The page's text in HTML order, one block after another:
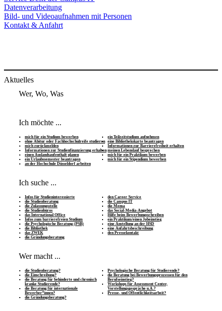
Datenverarbeitung
Bild- und Videoaufnahmen mit Personen
Kontakt & Anfahrt
Aktuelles
Wer, Wo, Was
Ich möchte ...
mich für ein Studium bewerben
ohne Abitur oder Fachhochschulreife studieren
mich zurückmelden
Informationen zur Studienfinanzierung erhalten
einen Auslandsaufenthalt planen
ein Urlaubssemester beantragen
an der Hochschule Düsseldorf arbeiten
ein Teilzeitstudium aufnehmen
eine Bibliothekskarte beantragen
Informationen zur Barrierefreiheit erhalten
meinen Lebenslauf besprechen
mich für ein Praktikum bewerben
mich für ein Stipendium bewerben
Ich suche ...
Infos für Studieninteressierte
die Studienberatung
die Zulassungsstelle
die Studienbüros
das International Office
Infos zum barrierefreien Studium
die Psychologische Beratung (PSB)
die Bibliothek
das ZWEK
die Gründungsberatung
den Career Service
die Campus IT
die Mensa
das Social-Media-Angebot
Hilfe beim Bewerbungsschreiben
ein Praktikum/einen Jobeinstieg
eine Anstellung an der HSD
eine Anfahrtsbeschreibung
den Pressekontakt
Wer macht ...
die Studienberatung?
die Einschreibung?
die Beratung für behinderte und chronisch
kranke Studierende?
die Beratung für internationale
Bewerber*innen?
die Gründungsberatung?
Psychologische Beratung für Studierende?
die Beratung bei Bewerbungsprozessen für den
Berufseinstieg?
Workshops für Assessment Center,
Vorstellungsgespräche u.Ä.?
Presse- und Öffentlichkeitsarbeit?